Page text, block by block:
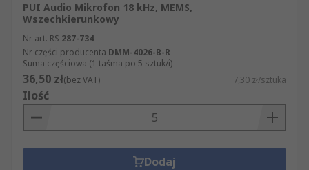
PUI Audio Mikrofon 18 kHz, MEMS,
Wszechkierunkowy
Nr art. RS 287-734
Nr części producenta DMM-4026-B-R
Suma częściowa (1 taśma po 5 sztuk/i)
36,50 zł(bez VAT) 7,30 zł/sztuka
Ilość
Dodaj